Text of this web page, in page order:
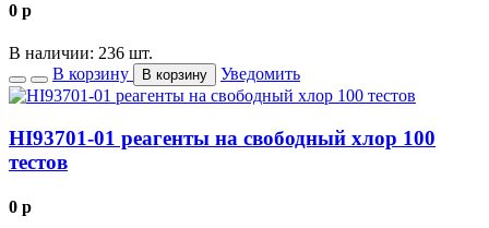
0 p
В наличии: 236 шт.
В корзину
В корзину Уведомить
HI93701-01 реагенты на свободный хлор 100
тестов
0 p